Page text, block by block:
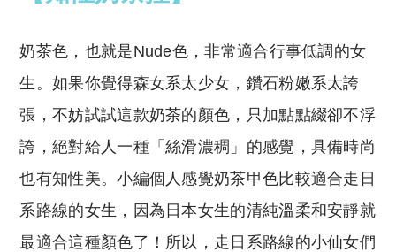
奶茶色，也就是Nude色，非常適合行事低調的女
生。如果你覺得森女系太少女，鑽石粉嫩系太誇
張，不妨試試這款奶茶的顏色，只加點點綴卻不浮
誇，絕對給人一種「絲滑濃稠」的感覺，具備時尚
也有知性美。小編個人感覺奶茶甲色比較適合走日
系路線的女生，因為日本女生的清純溫柔和安靜就
最適合這種顏色了！所以，走日系路線的小仙女們